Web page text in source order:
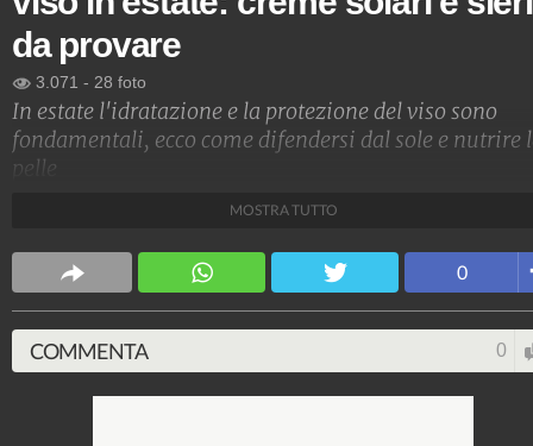
da provare
3.071 - 28 foto
In estate l'idratazione e la protezione del viso sono
fondamentali, ecco come difendersi dal sole e nutrire
pelle
MOSTRA TUTTO
0
COMMENTA 0